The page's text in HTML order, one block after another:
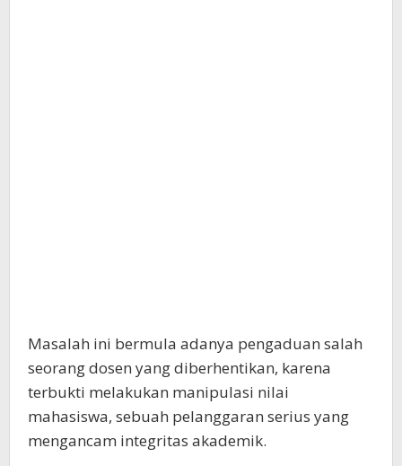
Masalah ini bermula adanya pengaduan salah
seorang dosen yang diberhentikan, karena
terbukti melakukan manipulasi nilai
mahasiswa, sebuah pelanggaran serius yang
mengancam integritas akademik.